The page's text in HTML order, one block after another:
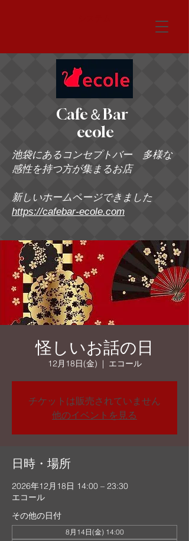
Cafe＆Bar
ecole
池袋にあるコンセプトバー 多様な
感性を持つ方が集まるお店
新しいホームページできました
https://cafebar-ecole.com
怪しいお話の日
12月18日(金)
  |
エコール
チケットは販売されていません
他のイベントを見る
日時・場所
2026年12月18日 14:00 – 23:30
エコール
その他の日付
8月14日(金) 14:00